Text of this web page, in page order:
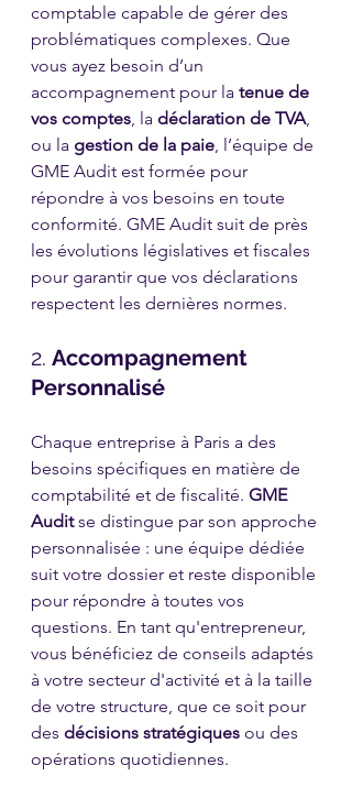
comptable capable de gérer des
problématiques complexes. Que
vous ayez besoin d’un
accompagnement pour la tenue de
vos comptes , la déclaration de TVA
ou la gestion de la paie , l’équipe de
GME Audit est formée pour
répondre à vos besoins en toute
conformité. GME Audit suit de près
les évolutions législatives et fiscales
pour garantir que vos déclarations
respectent les dernières normes.
2. Accompagnement
Personnalisé
Chaque entreprise à Paris a des
besoins spécifiques en matière de
comptabilité et de fiscalité. GME
Audit se distingue par son approche
personnalisée : une équipe dédiée
suit votre dossier et reste disponible
pour répondre à toutes vos
questions. En tant qu'entrepreneur,
vous bénéficiez de conseils adaptés
à votre secteur d'activité et à la taille
de votre structure, que ce soit pour
des décisions stratégiques ou des
opérations quotidiennes.